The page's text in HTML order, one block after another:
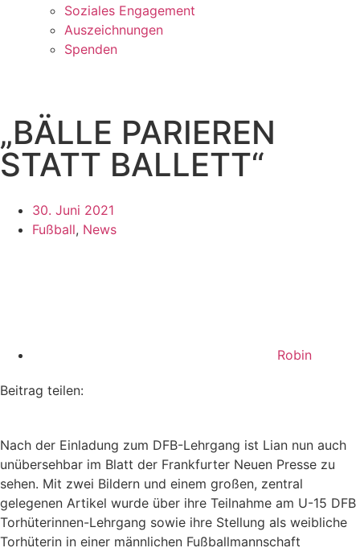
Soziales Engagement
Auszeichnungen
Spenden
„BÄLLE PARIEREN
STATT BALLETT“
30. Juni 2021
Fußball, News
Robin
Beitrag teilen:
Nach der Einladung zum DFB-Lehrgang ist Lian nun auch
unübersehbar im Blatt der Frankfurter Neuen Presse zu
sehen. Mit zwei Bildern und einem großen, zentral
gelegenen Artikel wurde über ihre Teilnahme am U-15 DFB
Torhüterinnen-Lehrgang sowie ihre Stellung als weibliche
Torhüterin in einer männlichen Fußballmannschaft